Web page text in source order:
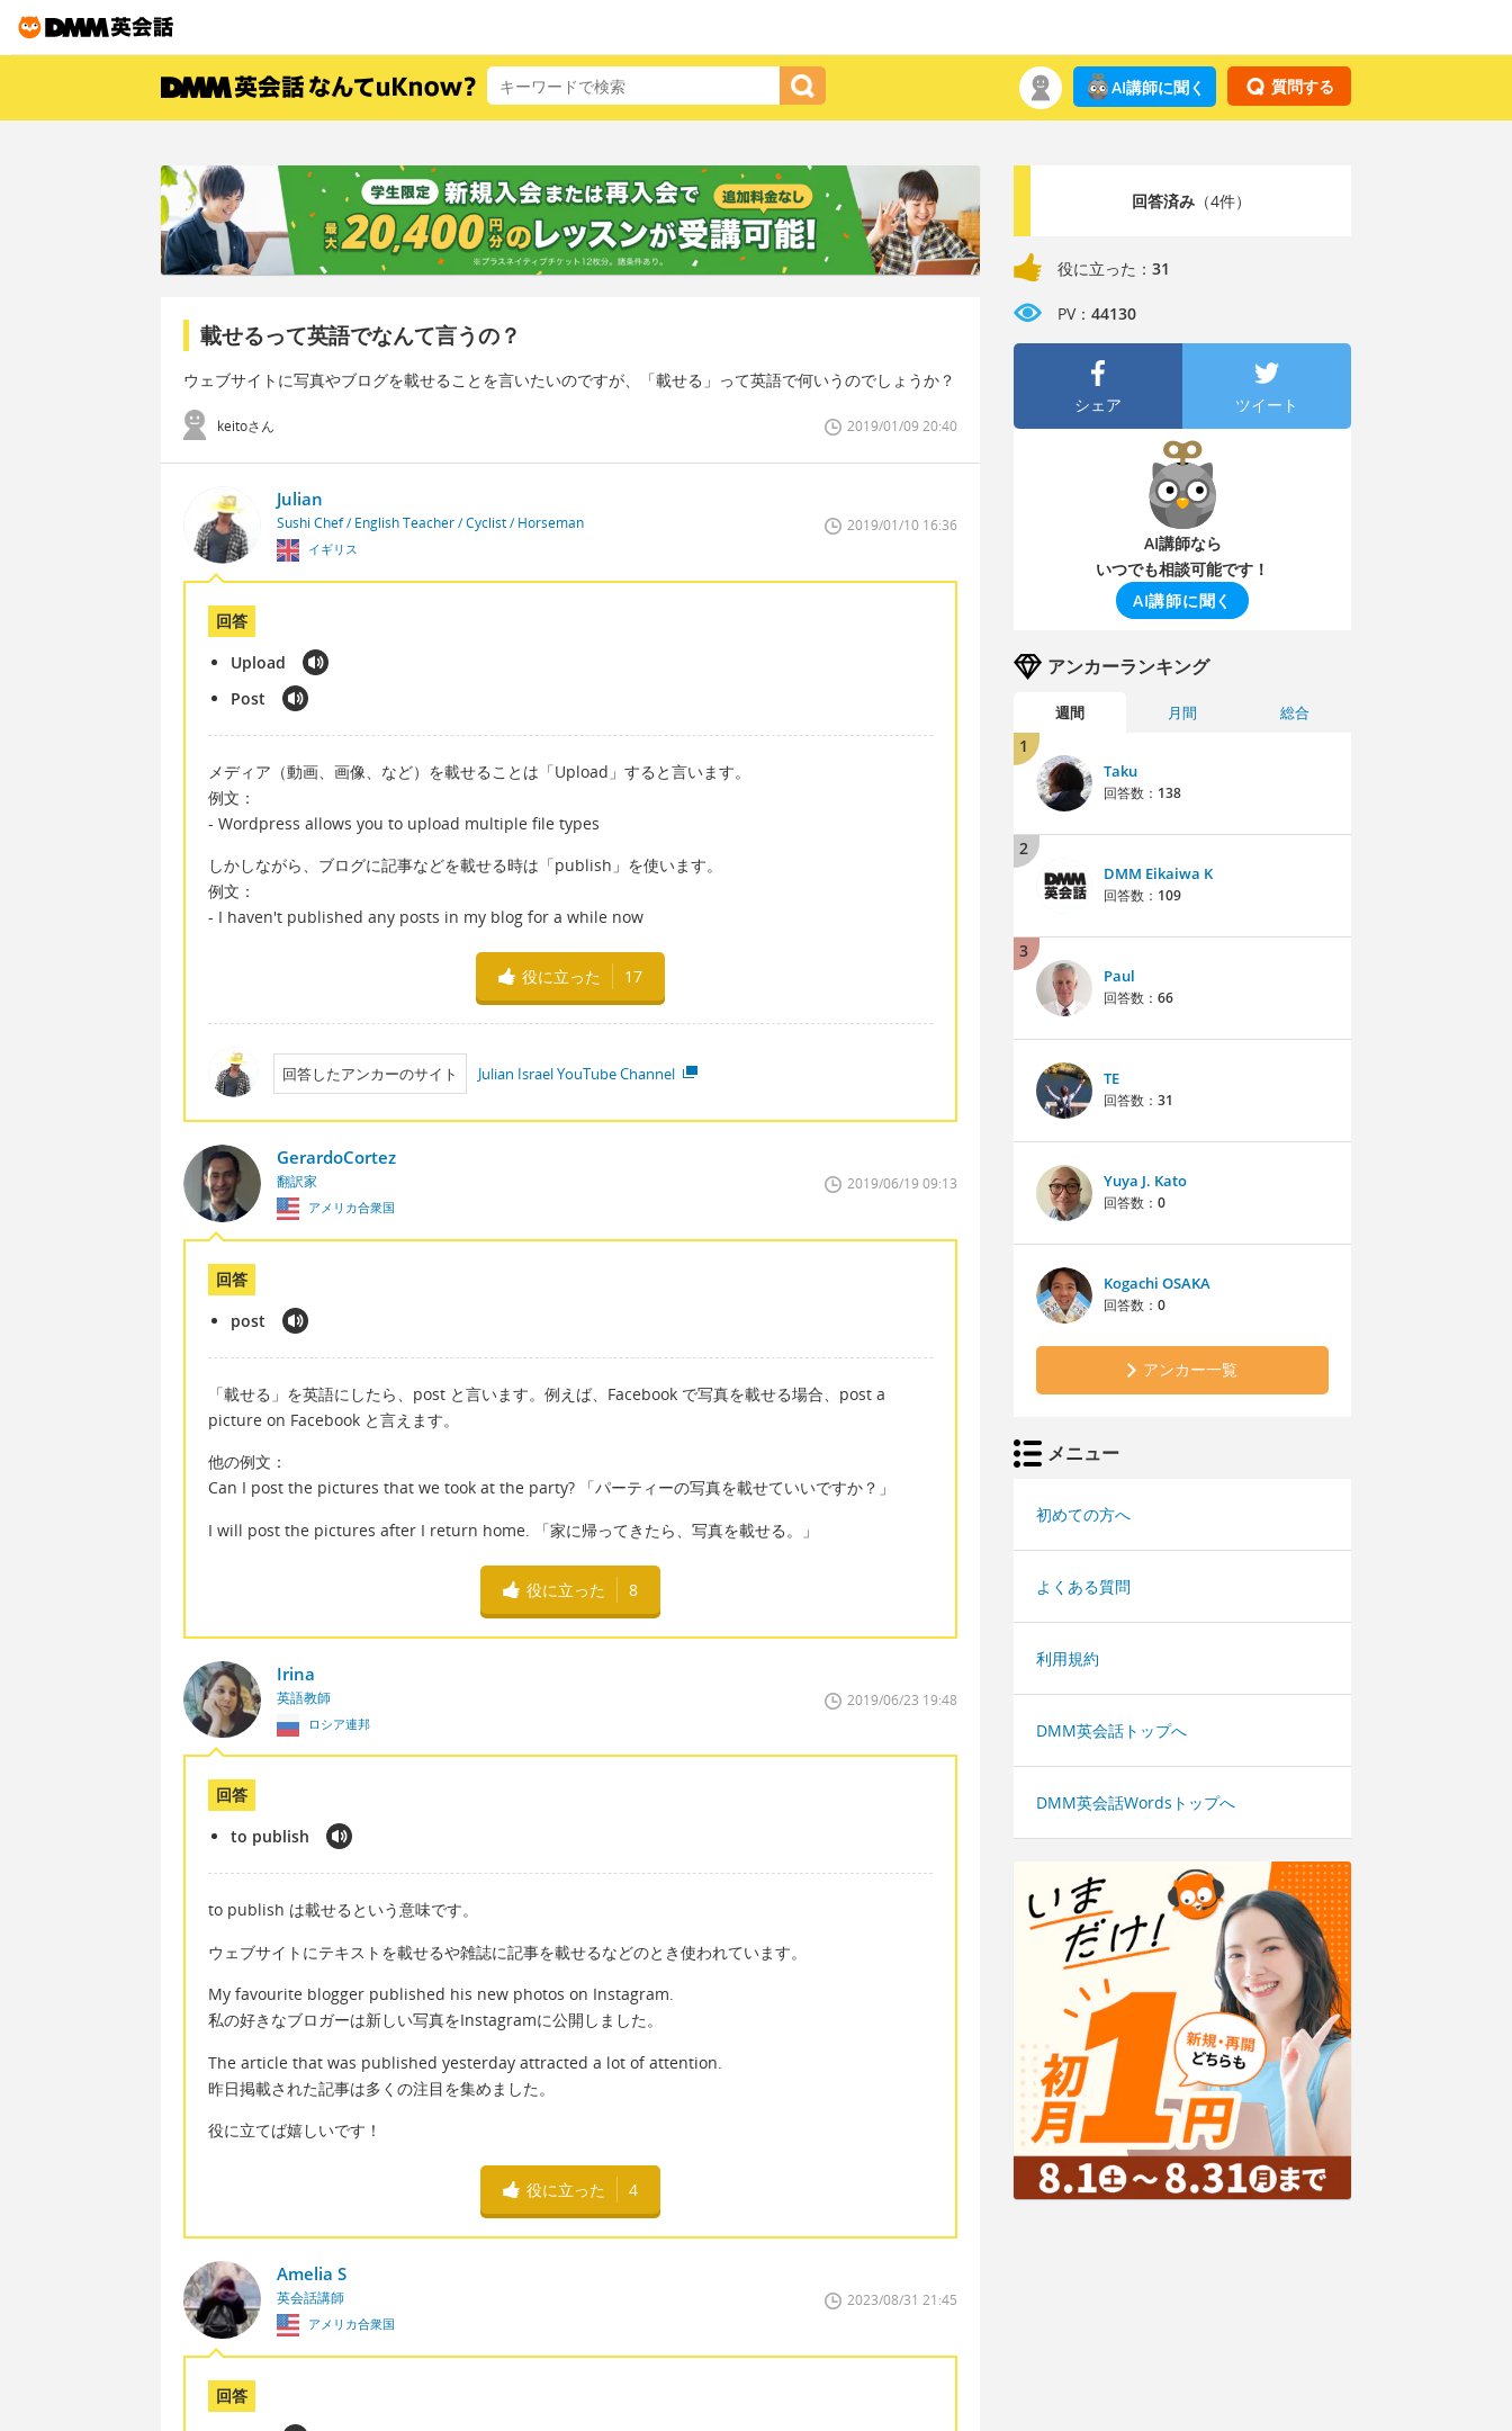
質問する
AI講師に聞く
載せるって英語でなんて言うの？
ウェブサイトに写真やブログを載せることを言いたいのですが、「載せる」って英語で何いうのでしょうか？
keitoさん 2019/01/09 20:40
Julian
Sushi Chef / English Teacher / Cyclist / Horseman
イギリス
2019/01/10 16:36
回答
Upload
Post
メディア（動画、画像、など）を載せることは「Upload」すると言います。
例文：
- Wordpress allows you to upload multiple file types
しかしながら、ブログに記事などを載せる時は「publish」を使います。
例文：
- I haven't published any posts in my blog for a while now
役に立った 17
回答したアンカーのサイト Julian Israel YouTube Channel
GerardoCortez
翻訳家
アメリカ合衆国
2019/06/19 09:13
回答
post
「載せる」を英語にしたら、post と言います。例えば、Facebook で写真を載せる場合、post a
picture on Facebook と言えます。
他の例文：
Can I post the pictures that we took at the party? 「パーティーの写真を載せていいですか？」
I will post the pictures after I return home. 「家に帰ってきたら、写真を載せる。」
役に立った 8
Irina
英語教師
ロシア連邦
2019/06/23 19:48
回答
to publish
to publish は載せるという意味です。
ウェブサイトにテキストを載せるや雑誌に記事を載せるなどのとき使われています。
My favourite blogger published his new photos on Instagram.
私の好きなブロガーは新しい写真をInstagramに公開しました。
The article that was published yesterday attracted a lot of attention.
昨日掲載された記事は多くの注目を集めました。
役に立てば嬉しいです！
役に立った 4
Amelia S
英会話講師
アメリカ合衆国
2023/08/31 21:45
回答
回答済み（4件）
役に立った： 31
PV： 44130
シェア ツイート
AI講師なら
いつでも相談可能です！
AI講師に聞く
アンカーランキング
週間 月間 総合
1
Taku
回答数： 138
2
DMM Eikaiwa K
回答数： 109
3
Paul
回答数： 66
TE
回答数： 31
Yuya J. Kato
回答数： 0
Kogachi OSAKA
回答数： 0
アンカー一覧
メニュー
初めての方へ
よくある質問
利用規約
DMM英会話トップへ
DMM英会話Wordsトップへ